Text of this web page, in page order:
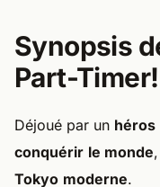
Synopsis
Part-
Déjoué par un héros
conquérir le monde
Tokyo moderne.